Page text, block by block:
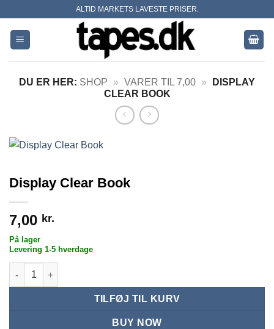
content
ALTID MARKETS LAVESTE PRISER.
DU ER HER: SHOP » VARER TIL 7,00 »
DISPLAY
CLEAR BOOK
Display Clear Book
7,00 kr.
På lager
Levering 1-5 hverdage
Display Clear Book antal
TILFØJ TIL KURV
BUY NOW